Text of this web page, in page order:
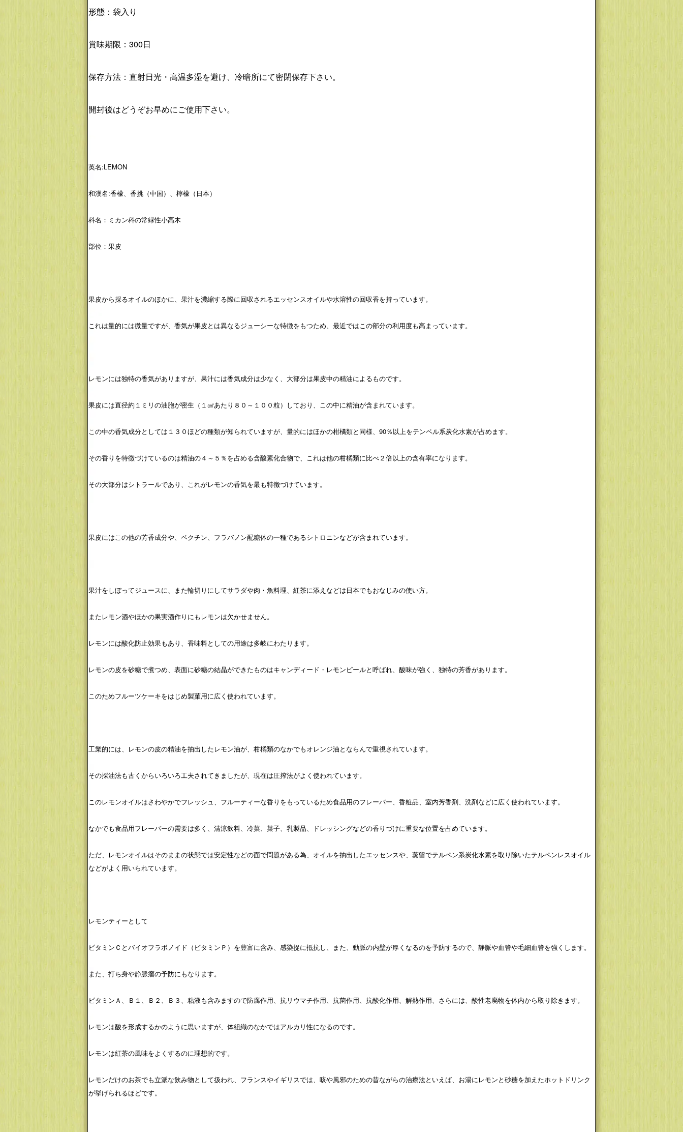
形態：袋入り
賞味期限：300日
保存方法：直射日光・高温多湿を避け、冷暗所にて密閉保存下さい。
開封後はどうぞお早めにご使用下さい。
英名:LEMON
和漢名:香檬、香挑（中国）、檸檬（日本）
科名：ミカン科の常緑性小高木
部位：果皮
果皮から採るオイルのほかに、果汁を濃縮する際に回収されるエッセンスオイルや水溶性の回収香を持っています。
これは量的には微量ですが、香気が果皮とは異なるジューシーな特徴をもつため、最近ではこの部分の利用度も高まっています。
レモンには独特の香気がありますが、果汁には香気成分は少なく、大部分は果皮中の精油によるものです。
果皮には直径約１ミリの油胞が密生（１㎠あたり８０～１００粒）しており、この中に精油が含まれています。
この中の香気成分としては１３０ほどの種類が知られていますが、量的にはほかの柑橘類と同様、90％以上をテンペル系炭化水素が占めます。
その香りを特徴づけているのは精油の４～５％を占める含酸素化合物で、これは他の柑橘類に比べ２倍以上の含有率になります。
その大部分はシトラールであり、これがレモンの香気を最も特徴づけています。
果皮にはこの他の芳香成分や、ペクチン、フラバノン配糖体の一種であるシトロニンなどが含まれています。
果汁をしぼってジュースに、また輪切りにしてサラダや肉・魚料理、紅茶に添えなどは日本でもおなじみの使い方。
またレモン酒やほかの果実酒作りにもレモンは欠かせません。
レモンには酸化防止効果もあり、香味料としての用途は多岐にわたります。
レモンの皮を砂糖で煮つめ、表面に砂糖の結晶ができたものはキャンディード・レモンピールと呼ばれ、酸味が強く、独特の芳香があります。
このためフルーツケーキをはじめ製菓用に広く使われています。
工業的には、レモンの皮の精油を抽出したレモン油が、柑橘類のなかでもオレンジ油とならんで重視されています。
その採油法も古くからいろいろ工夫されてきましたが、現在は圧搾法がよく使われています。
このレモンオイルはさわやかでフレッシュ、フルーティーな香りをもっているため食品用のフレーバー、香粧品、室内芳香剤、洗剤などに広く使われています。
なかでも食品用フレーバーの需要は多く、清涼飲料、冷菓、菓子、乳製品、ドレッシングなどの香りづけに重要な位置を占めています。
ただ、レモンオイルはそのままの状態では安定性などの面で問題がある為、オイルを抽出したエッセンスや、蒸留でテルペン系炭化水素を取り除いたテルペンレスオイル
などがよく用いられています。
レモンティーとして
ビタミンＣとバイオフラボノイド（ビタミンＰ）を豊富に含み、感染捉に抵抗し、また、動脈の内壁が厚くなるのを予防するので、静脈や血管や毛細血管を強くします。
また、打ち身や静脈瘤の予防にもなります。
ビタミンＡ、Ｂ１、Ｂ２、Ｂ３、粘液も含みますので防腐作用、抗リウマチ作用、抗菌作用、抗酸化作用、解熱作用、さらには、酸性老廃物を体内から取り除きます。
レモンは酸を形成するかのように思いますが、体組織のなかではアルカリ性になるのです。
レモンは紅茶の風味をよくするのに理想的です。
レモンだけのお茶でも立派な飲み物として扱われ、フランスやイギリスでは、咳や風邪のための昔ながらの治療法といえば、お湯にレモンと砂糖を加えたホットドリンク
が挙げられるほどです。